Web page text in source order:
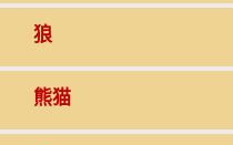
狼
熊猫